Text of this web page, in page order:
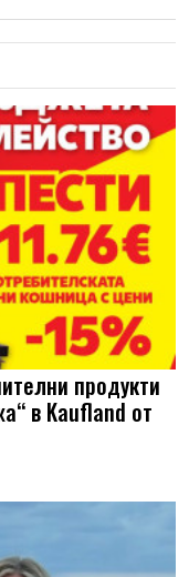
продукти
в Kaufland от